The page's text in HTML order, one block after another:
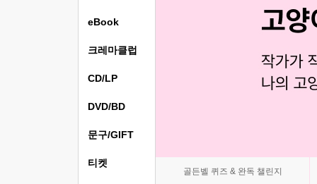
골든벨 퀴즈 & 완독 챌린지
eBook
크레마클럽
CD/LP
DVD/BD
문구/GIFT
티켓